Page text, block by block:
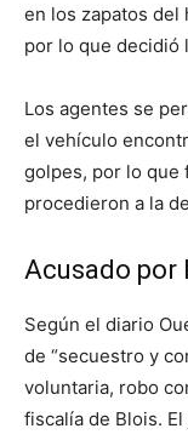
en los zapatos del
por lo que decidió
Los agentes se
el vehículo
golpes, por lo que
procedieron a la
Acusado por
Según el diario
de “secuestro y
voluntaria, robo
fiscalía de Blois.